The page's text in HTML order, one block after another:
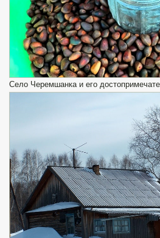
Село Черемшанка и его